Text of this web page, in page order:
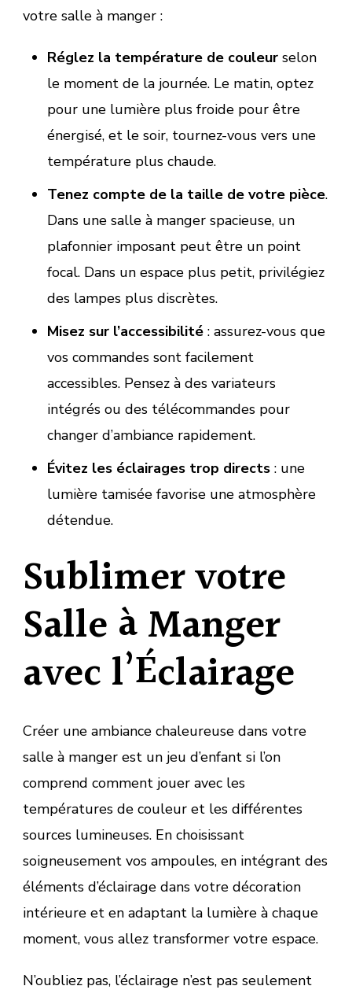
votre salle à manger :
Réglez la température de couleurselon
le moment de la journée. Le matin, optez
pour une lumière plus froide pour être
énergisé, et le soir, tournez-vous vers une
température plus chaude.
Tenez compte de la taille de votre pièce.
Dans une salle à manger spacieuse, un
plafonnier imposant peut être un point
focal. Dans un espace plus petit, privilégiez
des lampes plus discrètes.
Misez sur l’accessibilité: assurez-vous que
vos commandes sont facilement
accessibles. Pensez à des variateurs
intégrés ou des télécommandes pour
changer d’ambiance rapidement.
Évitez les éclairages trop directs: une
lumière tamisée favorise une atmosphère
détendue.
Sublimer votre
Salle à Manger
avec l’Éclairage
Créer une ambiance chaleureuse dans votre
salle à manger est un jeu d’enfant si l’on
comprend comment jouer avec les
températures de couleur et les différentes
sources lumineuses. En choisissant
soigneusement vos ampoules, en intégrant des
éléments d’éclairage dans votre décoration
intérieure et en adaptant la lumière à chaque
moment, vous allez transformer votre espace.
N’oubliez pas, l’éclairage n’est pas seulement